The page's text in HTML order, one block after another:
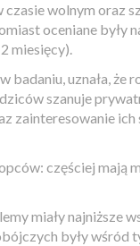
wolnym oraz
oceniane
miesięcy).
uznała, że
szanuje
częściej mają
miały
były